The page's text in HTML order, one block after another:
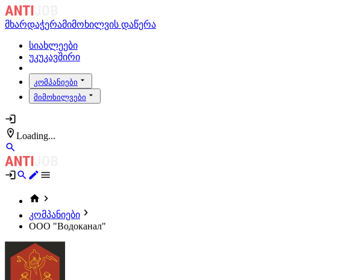
მხარდაჭერამიმოხილვის დაწერა
სიახლეები
უკუკავშირი
კომპანიები
მიმოხილვები
Loading...
კომპანიები
ООО "Водоканал"